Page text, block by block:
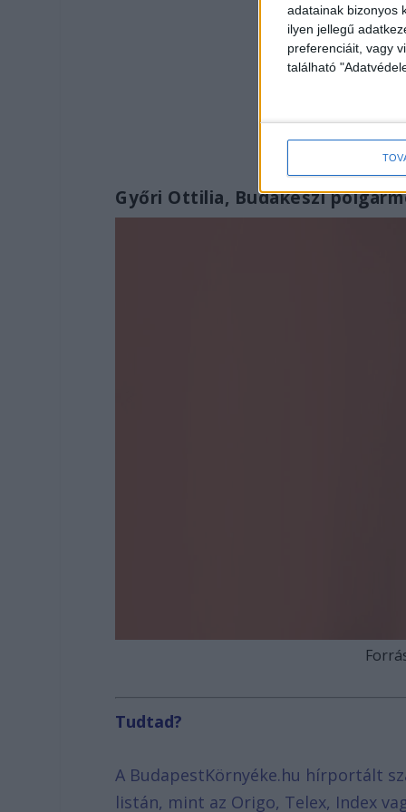
adatainak bizonyos
ilyen jellegű
preferenciáit, vagy
található
Győri Ottilia, Budakeszi
Tudtad?
A BudapestKörnyéke.hu hírportált
listán, mint az Origo, Telex, Index